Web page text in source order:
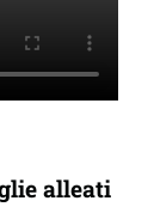
alleati